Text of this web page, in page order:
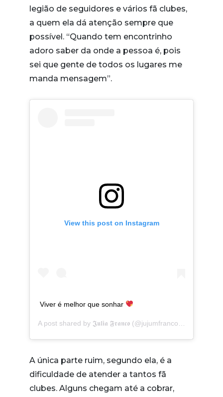
legião de seguidores e vários fã clubes,
a quem ela dá atenção sempre que
possível. “Quando tem encontrinho
adoro saber da onde a pessoa é, pois
sei que gente de todos os lugares me
manda mensagem”.
View this post on Instagram
Viver é melhor que sonhar
A post shared by 𝕵𝖚𝖑𝖎𝖆 𝕱𝖗𝖆𝖓𝖈𝖔 (@jujumfranco) on
A única parte ruim, segundo ela, é a
dificuldade de atender a tantos fã
clubes. Alguns chegam até a cobrar,